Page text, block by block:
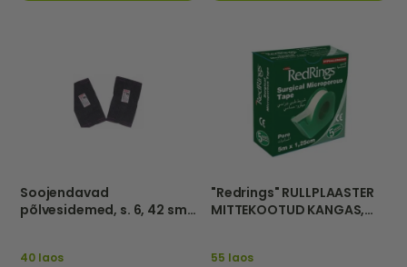
Soojendavad
põlvesidemed, s. 6, 42 sm
40 laos
"Redrings" RULLPLAASTER
MITTEKOOTUD KANGAS,
55 laos